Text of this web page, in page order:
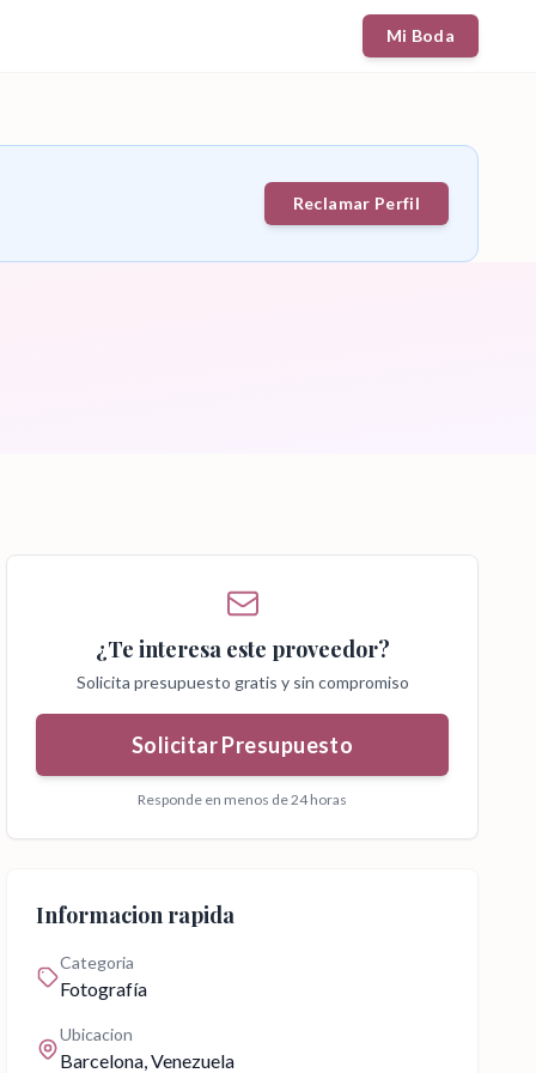
Mi Boda
Reclamar Perfil
¿Te interesa este proveedor?
Solicita presupuesto gratis y sin compromiso
Solicitar Presupuesto
Responde en menos de 24 horas
Informacion rapida
Categoria
Fotografía
Ubicacion
Barcelona, Venezuela